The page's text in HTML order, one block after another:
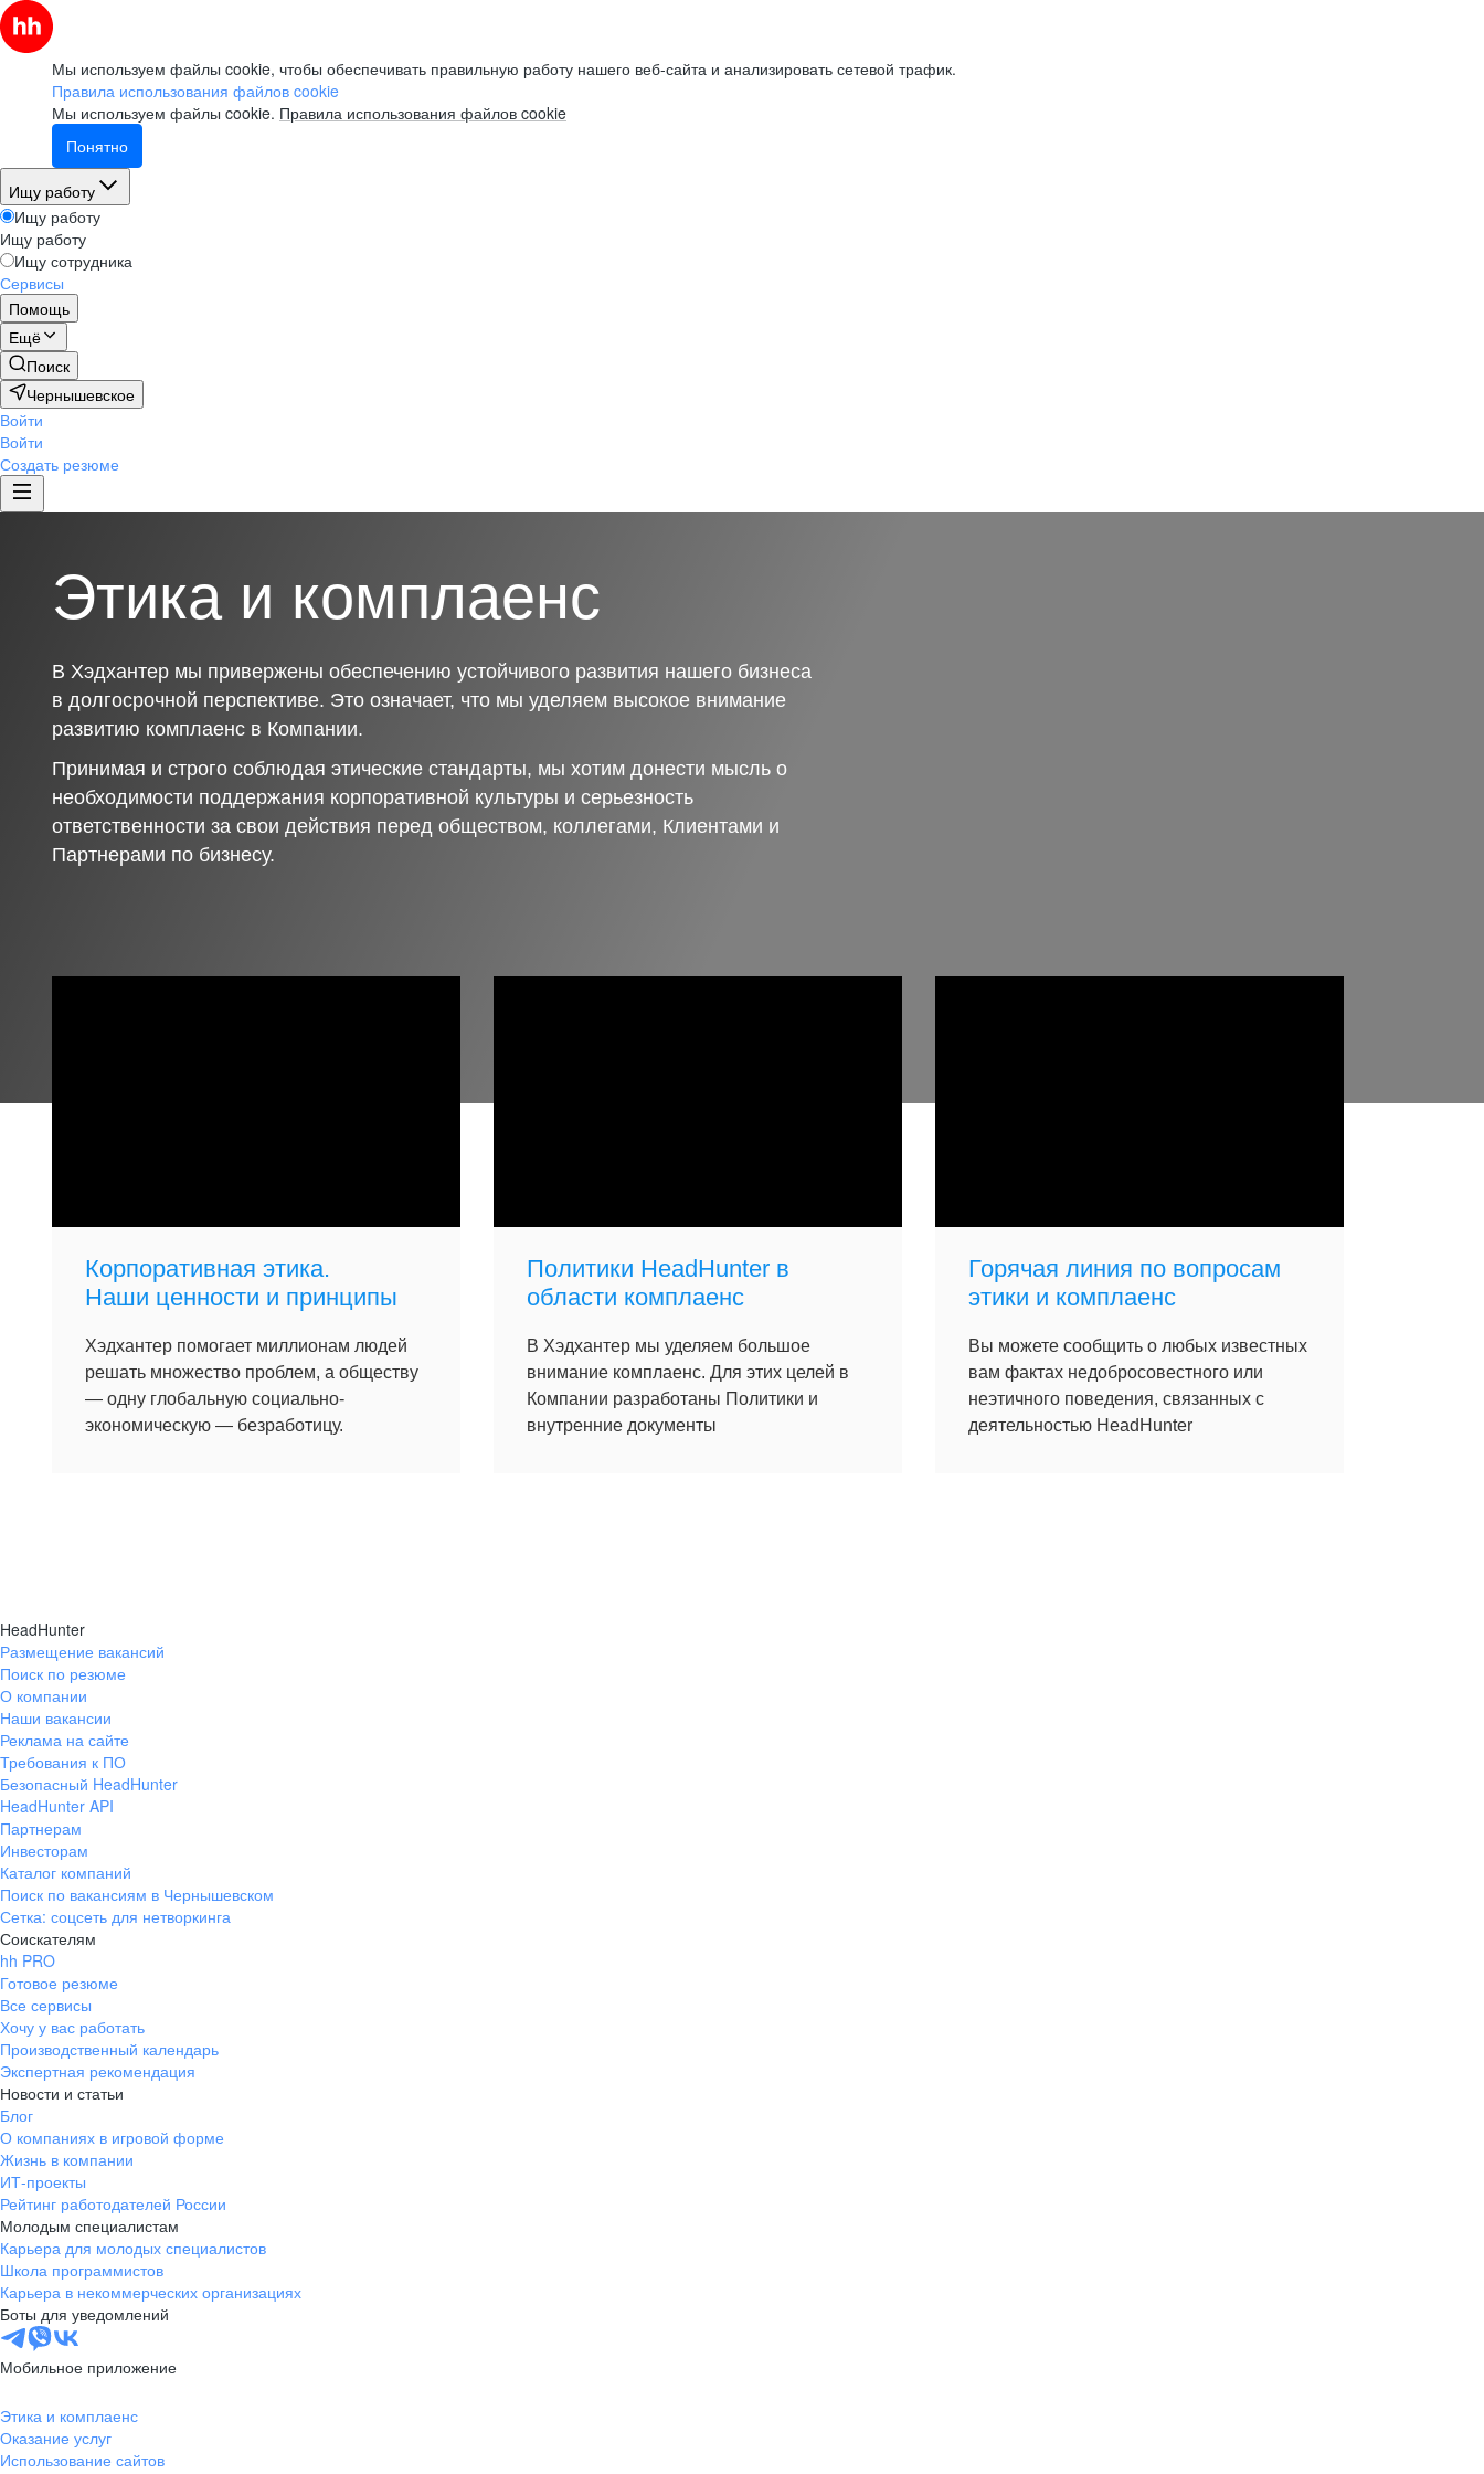
Мы используем файлы cookie, чтобы обеспечивать правильную работу нашего веб-сайта и анализировать сетевой трафик.
Правила использования файлов cookie
Мы используем файлы cookie. Правила использования файлов cookie
Понятно
Ищу работу
Ищу работу
Ищу работу
Ищу сотрудника
Сервисы
Помощь
Ещё
Поиск
Чернышевское
Войти
Войти
Создать резюме
Этика и комплаенс
В Хэдхантер мы привержены обеспечению устойчивого развития нашего бизнеса
в долгосрочной перспективе. Это означает, что мы уделяем высокое внимание
развитию комплаенс в Компании.
Принимая и строго соблюдая этические стандарты, мы хотим донести мысль о
необходимости поддержания корпоративной культуры и серьезность
ответственности за свои действия перед обществом, коллегами, Клиентами и
Партнерами по бизнесу.
Корпоративная этика.
Наши ценности и принципы
Хэдхантер помогает миллионам людей
решать множество проблем, а обществу
— одну глобальную социально-
экономическую — безработицу.
Политики HeadHunter в
области комплаенс
В Хэдхантер мы уделяем большое
внимание комплаенс. Для этих целей в
Компании разработаны Политики и
внутренние документы
Горячая линия по вопросам
этики и комплаенс
Вы можете сообщить о любых известных
вам фактах недобросовестного или
неэтичного поведения, связанных с
деятельностью HeadHunter
HeadHunter
Размещение вакансий
Поиск по резюме
О компании
Наши вакансии
Реклама на сайте
Требования к ПО
Безопасный HeadHunter
HeadHunter API
Партнерам
Инвесторам
Каталог компаний
Поиск по вакансиям в Чернышевском
Сетка: соцсеть для нетворкинга
Соискателям
hh PRO
Готовое резюме
Все сервисы
Хочу у вас работать
Производственный календарь
Экспертная рекомендация
Новости и статьи
Блог
О компаниях в игровой форме
Жизнь в компании
ИТ-проекты
Рейтинг работодателей России
Молодым специалистам
Карьера для молодых специалистов
Школа программистов
Карьера в некоммерческих организациях
Боты для уведомлений
Мобильное приложение
Этика и комплаенс
Оказание услуг
Использование сайтов